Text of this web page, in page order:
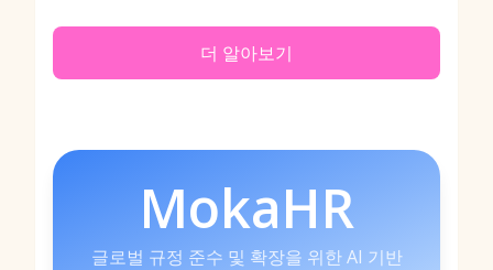
더 알아보기
MokaHR
글로벌 규정 준수 및 확장을 위한 AI 기반